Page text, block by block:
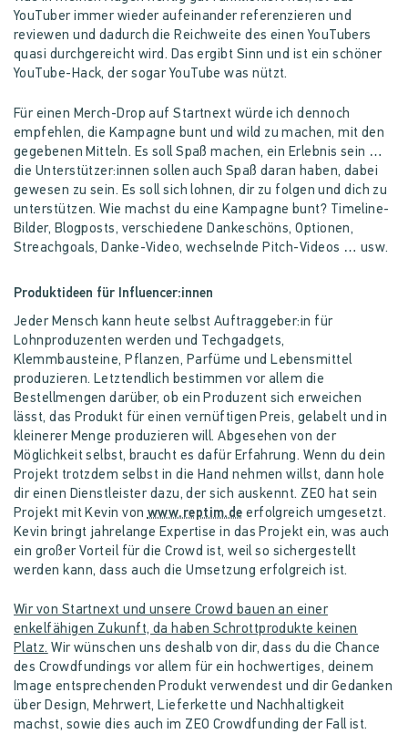
YouTuber immer wieder aufeinander referenzieren und
reviewen und dadurch die Reichweite des einen YouTubers
quasi durchgereicht wird. Das ergibt Sinn und ist ein schöner
YouTube-Hack, der sogar YouTube was nützt.
Für einen Merch-Drop auf Startnext würde ich dennoch
empfehlen, die Kampagne bunt und wild zu machen, mit den
gegebenen Mitteln. Es soll Spaß machen, ein Erlebnis sein …
die Unterstützer:innen sollen auch Spaß daran haben, dabei
gewesen zu sein. Es soll sich lohnen, dir zu folgen und dich zu
unterstützen. Wie machst du eine Kampagne bunt? Timeline-
Bilder, Blogposts, verschiedene Dankeschöns, Optionen,
Streachgoals, Danke-Video, wechselnde Pitch-Videos … usw.
Produktideen für Influencer:innen
Jeder Mensch kann heute selbst Auftraggeber:in für
Lohnproduzenten werden und Techgadgets,
Klemmbausteine, Pflanzen, Parfüme und Lebensmittel
produzieren. Letztendlich bestimmen vor allem die
Bestellmengen darüber, ob ein Produzent sich erweichen
lässt, das Produkt für einen vernüftigen Preis, gelabelt und in
kleinerer Menge produzieren will. Abgesehen von der
Möglichkeit selbst, braucht es dafür Erfahrung. Wenn du dein
Projekt trotzdem selbst in die Hand nehmen willst, dann hole
dir einen Dienstleister dazu, der sich auskennt. ZEO hat sein
Projekt mit Kevin von www.reptim.de erfolgreich umgesetzt.
Kevin bringt jahrelange Expertise in das Projekt ein, was auch
ein großer Vorteil für die Crowd ist, weil so sichergestellt
werden kann, dass auch die Umsetzung erfolgreich ist.
Wir von Startnext und unsere Crowd bauen an einer
enkelfähigen Zukunft, da haben Schrottprodukte keinen
Platz. Wir wünschen uns deshalb von dir, dass du die Chance
des Crowdfundings vor allem für ein hochwertiges, deinem
Image entsprechenden Produkt verwendest und dir Gedanken
über Design, Mehrwert, Lieferkette und Nachhaltigkeit
machst, sowie dies auch im ZEO Crowdfunding der Fall ist.